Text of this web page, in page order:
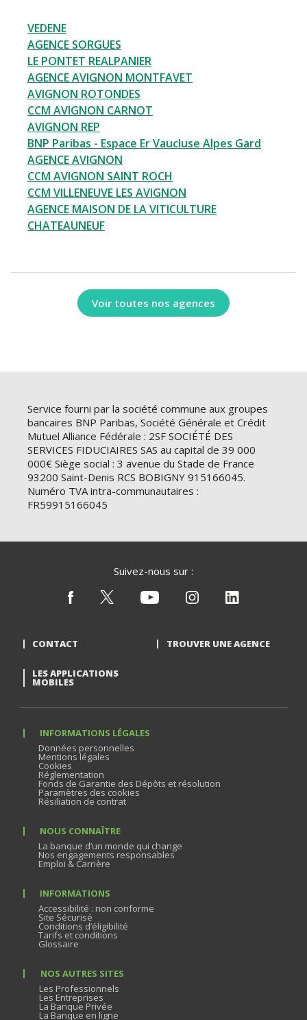
VEDENE
AGENCE SORGUES
LE PONTET REALPANIER
AGENCE AVIGNON MONTFAVET
AVIGNON ROTONDES
CCM AVIGNON CARNOT
AVIGNON REP
BNP Paribas - Espace Er Vaucluse Alpes Gard
AGENCE AVIGNON
CCM AVIGNON SAINT ROCH
CCM VILLENEUVE LES AVIGNON
AGENCE MAISON DE LA VITICULTURE
CHATEAUNEUF
Voir toutes nos agences
Service fourni par la société commune aux groupes
bancaires BNP Paribas, Société Générale et Crédit
Mutuel Alliance Fédérale : 2SF SOCIÉTÉ DES
SERVICES FIDUCIAIRES SAS au capital de 39 000
000€ Siège social : 3 avenue du Stade de France
93200 Saint-Denis RCS BOBIGNY 915166045.
Numéro TVA intra-communautaires :
FR59915166045
Suivez-nous sur :
CONTACT TROUVER UNE AGENCE
LES APPLICATIONS
MOBILES
INFORMATIONS LÉGALES
Données personnelles
Mentions légales
Cookies
Réglementation
Fonds de Garantie des Dépôts et résolution
Paramètres des cookies
Résiliation de contrat
NOUS CONNAÎTRE
La banque d’un monde qui change
Nos engagements responsables
Emploi & Carrière
INFORMATIONS
Accessibilité : non conforme
Site Sécurisé
Conditions d’éligibilité
Tarifs et conditions
Glossaire
NOS AUTRES SITES
Les Professionnels
Les Entreprises
La Banque Privée
La Banque en ligne